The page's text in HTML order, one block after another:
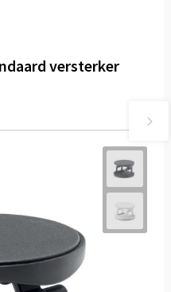
versterker